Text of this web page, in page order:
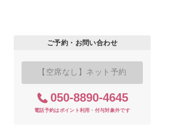
ご予約・お問い合わせ
【空席なし】ネット予約
050-8890-4645
電話予約はポイント利用・付与対象外です